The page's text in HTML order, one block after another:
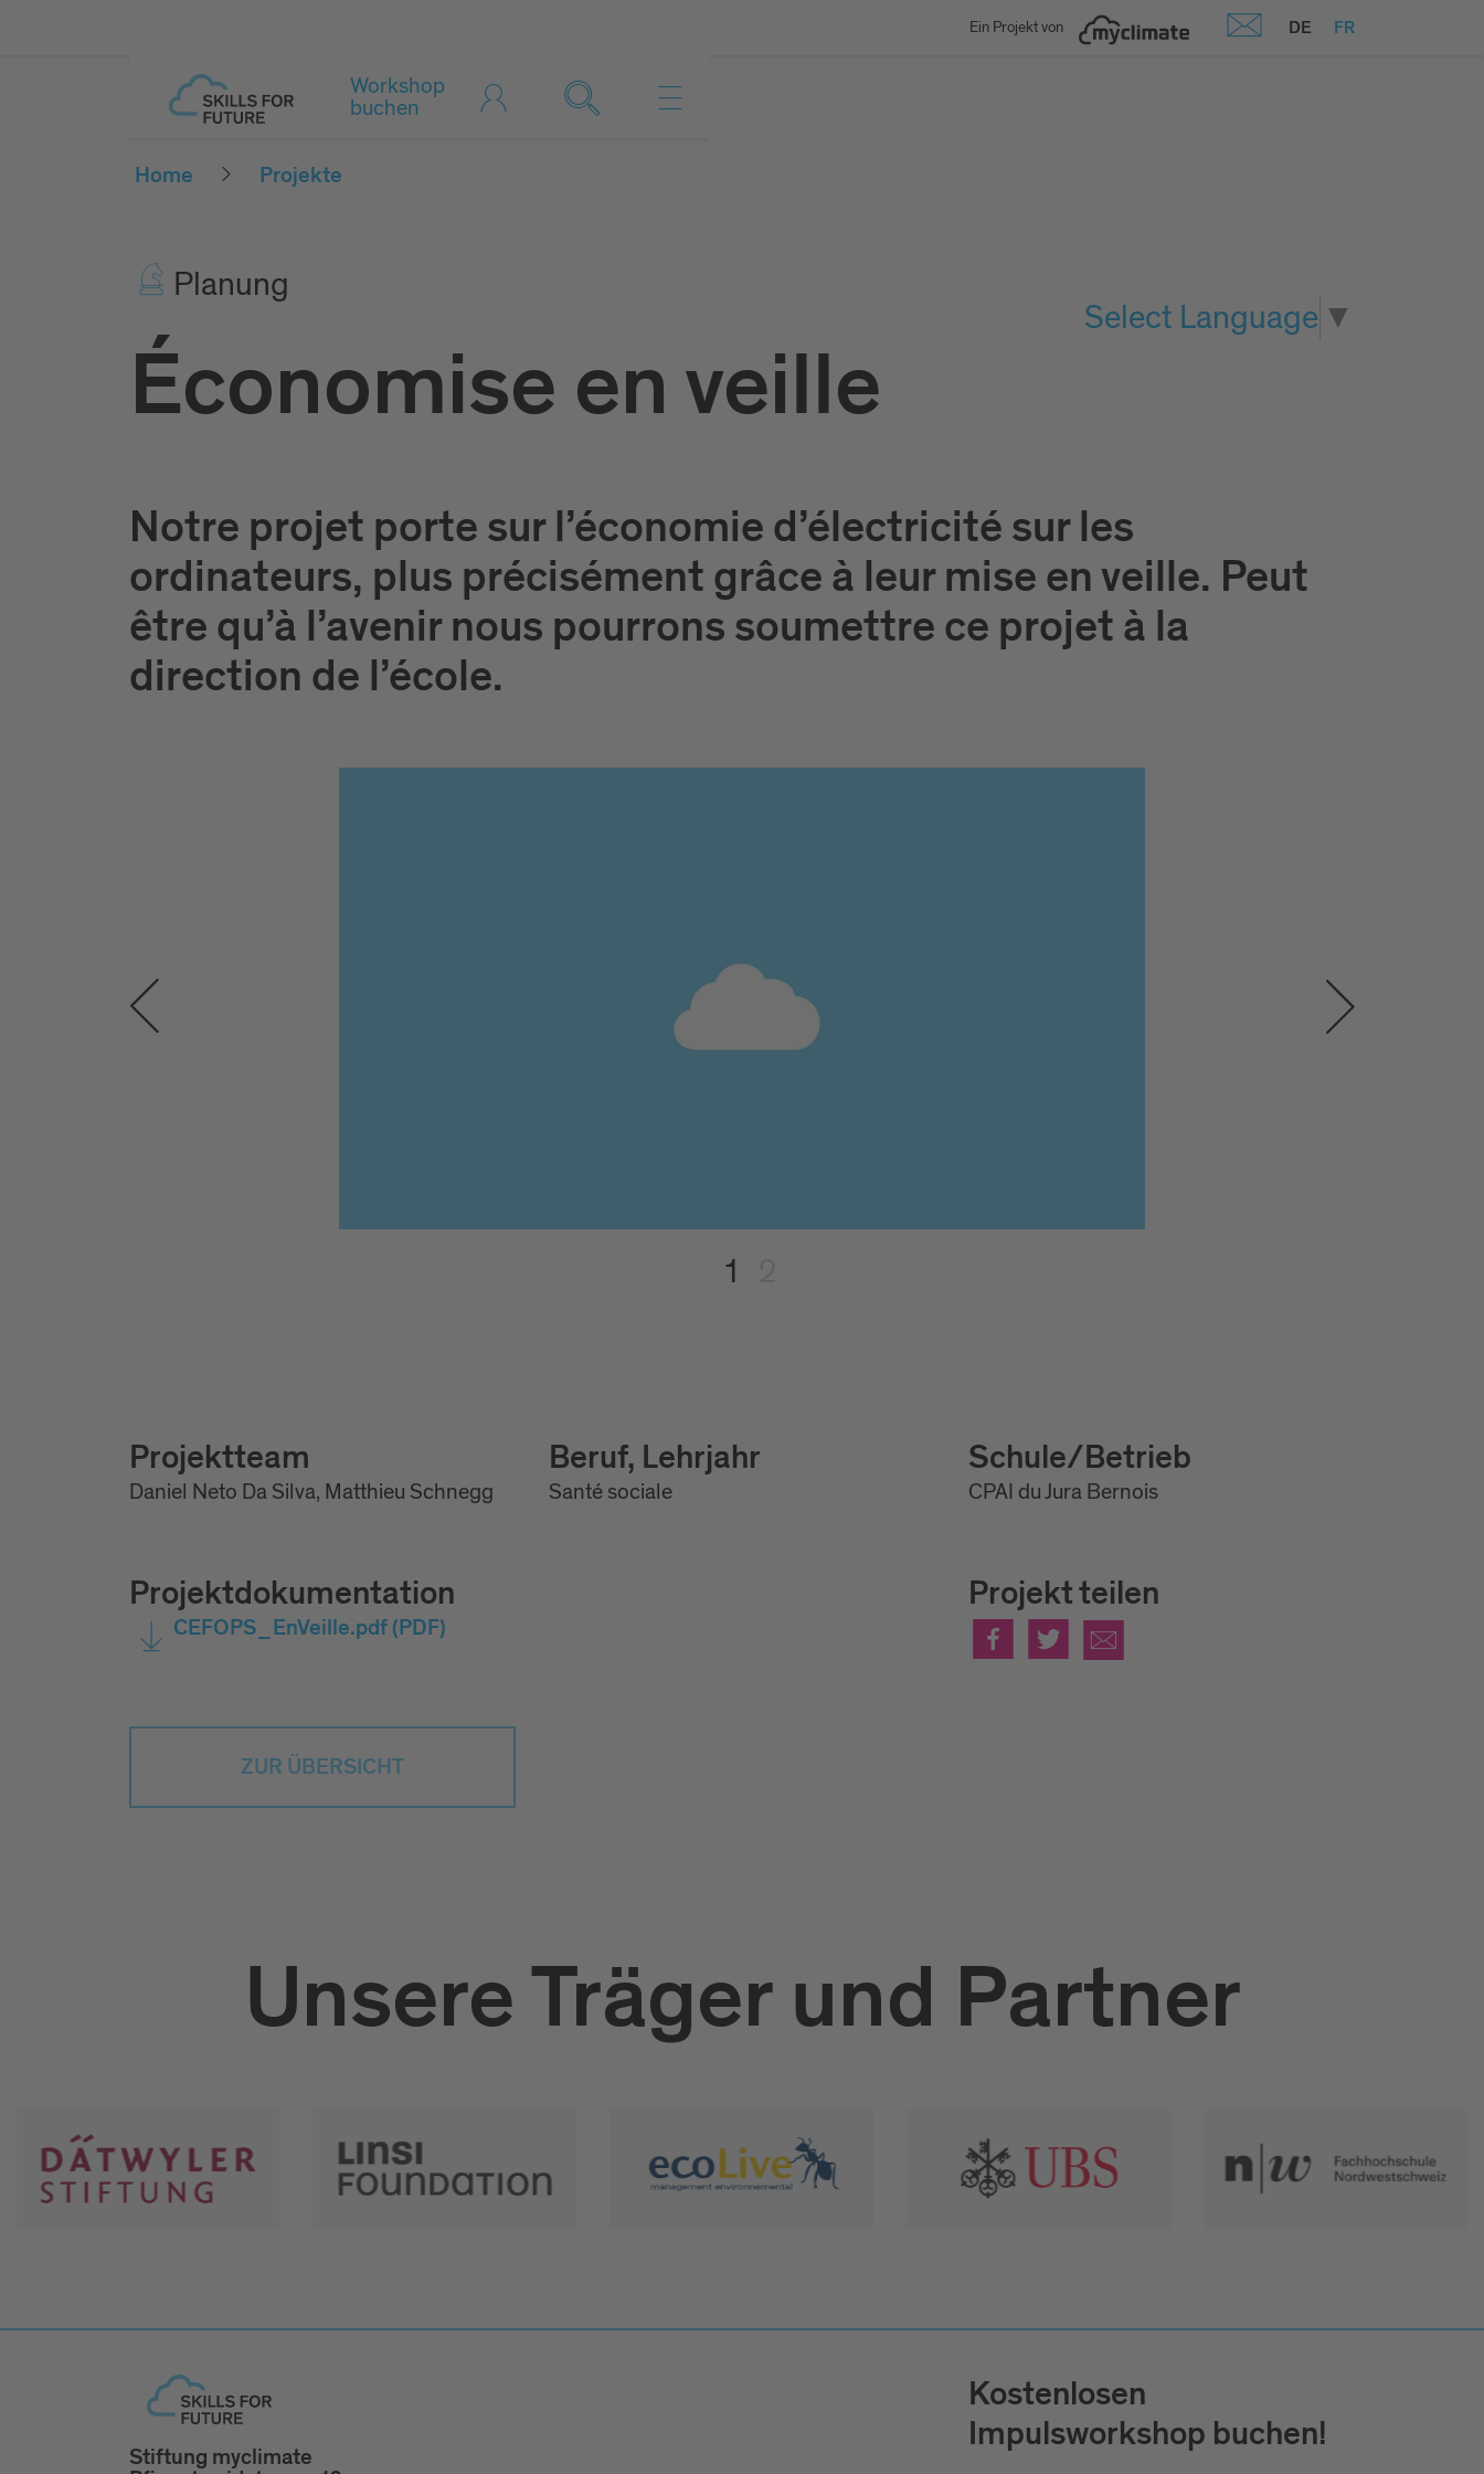
Ein Projekt von DE FR
Workshop
buchen
Home Projekte
Pla­nung
Select Language ▼
Économise en veille
Notre projet porte sur l’économie d’électricité sur les
ordinateurs, plus précisément grâce à leur mise en veille. Peut
être qu’à l’avenir nous pourrons soumettre ce projet à la
direction de l’école.
1
Projektteam
Daniel Neto Da Silva, Matthieu Schnegg
Beruf, Lehrjahr
Santé sociale
Schule/Betrieb
CPAI du Jura Bernois
Projektdokumentation
CEFOPS_EnVeille.pdf(PDF)
Projekt teilen
ZUR ÜBERSICHT
Unsere Träger und Partner
Stiftung myclimate
Kostenlosen
Impulsworkshop buchen!